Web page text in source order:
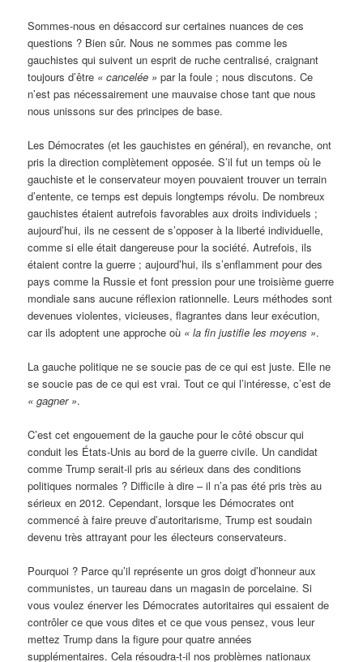
Sommes-nous en désaccord sur certaines nuances de ces
questions ? Bien sûr. Nous ne sommes pas comme les
gauchistes qui suivent un esprit de ruche centralisé, craignant
toujours d’être « cancelée » par la foule ; nous discutons. Ce
n’est pas nécessairement une mauvaise chose tant que nous
nous unissons sur des principes de base.
Les Démocrates (et les gauchistes en général), en revanche, ont
pris la direction complètement opposée. S’il fut un temps où le
gauchiste et le conservateur moyen pouvaient trouver un terrain
d’entente, ce temps est depuis longtemps révolu. De nombreux
gauchistes étaient autrefois favorables aux droits individuels ;
aujourd’hui, ils ne cessent de s’opposer à la liberté individuelle,
comme si elle était dangereuse pour la société. Autrefois, ils
étaient contre la guerre ; aujourd’hui, ils s’enflamment pour des
pays comme la Russie et font pression pour une troisième guerre
mondiale sans aucune réflexion rationnelle. Leurs méthodes sont
devenues violentes, vicieuses, flagrantes dans leur exécution,
car ils adoptent une approche où « la fin justifie les moyens ».
La gauche politique ne se soucie pas de ce qui est juste. Elle ne
se soucie pas de ce qui est vrai. Tout ce qui l’intéresse, c’est de
« gagner ».
C’est cet engouement de la gauche pour le côté obscur qui
conduit les États-Unis au bord de la guerre civile. Un candidat
comme Trump serait-il pris au sérieux dans des conditions
politiques normales ? Difficile à dire – il n’a pas été pris très au
sérieux en 2012. Cependant, lorsque les Démocrates ont
commencé à faire preuve d’autoritarisme, Trump est soudain
devenu très attrayant pour les électeurs conservateurs.
Pourquoi ? Parce qu’il représente un gros doigt d’honneur aux
communistes, un taureau dans un magasin de porcelaine. Si
vous voulez énerver les Démocrates autoritaires qui essaient de
contrôler ce que vous dites et ce que vous pensez, vous leur
mettez Trump dans la figure pour quatre années
supplémentaires. Cela résoudra-t-il nos problèmes nationaux